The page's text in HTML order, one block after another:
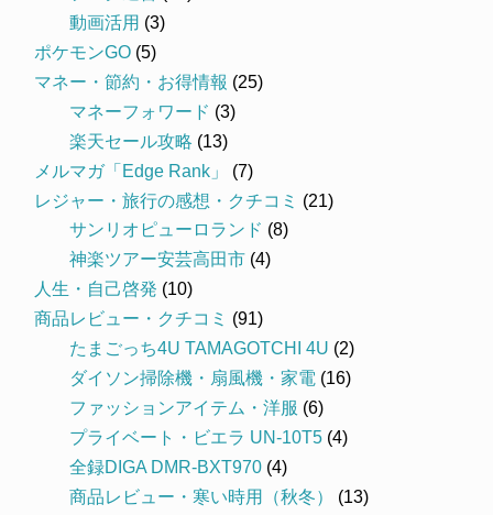
動画活用 (3)
ポケモンGO (5)
マネー・節約・お得情報 (25)
マネーフォワード (3)
楽天セール攻略 (13)
メルマガ「Edge Rank」
(7)
レジャー・旅行の感想・クチコミ (21)
サンリオピューロランド (8)
神楽ツアー安芸高田市 (4)
人生・自己啓発 (10)
商品レビュー・クチコミ (91)
たまごっち4U TAMAGOTCHI 4U (2)
ダイソン掃除機・扇風機・家電 (16)
ファッションアイテム・洋服 (6)
プライベート・ビエラ UN-10T5 (4)
全録DIGA DMR-BXT970 (4)
商品レビュー・寒い時用（秋冬）
(13)